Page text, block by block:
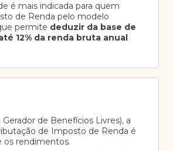
é mais indicada para quem
de Renda pelo modelo
permite deduzir da base de
12% da renda bruta anual
Gerador de Benefícios Livres), a
de Imposto de Renda é
os rendimentos.